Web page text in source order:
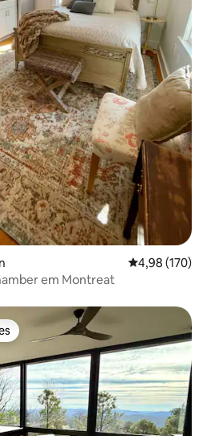
Classificação
4,98 (170)
em Montreat
mais apreciados